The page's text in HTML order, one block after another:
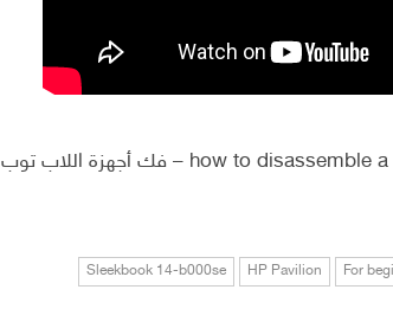
how to disassemble a laptop “For beginners” take apart – فك أجهزة اللاب توب
For
HP Pavilion
Sleekbook 14-b000se